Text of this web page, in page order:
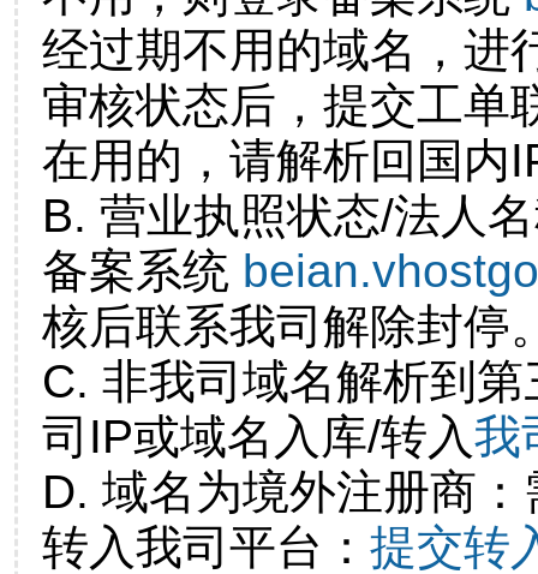
经过期不用的域名，进
审核状态后，提交工单
在用的，请解析回国内
B. 营业执照状态/法人
备案系统
核后联系我司解除封停
C. 非我司域名解析到
司IP或域名入库/转入我
D. 域名为境外注册商
转入我司平台： 提交转